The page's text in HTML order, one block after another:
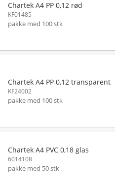
Chartek A4 PP 0,12 rød
KF01485
pakke med 100 stk
Chartek A4 PP 0,12 transparent
KF24002
pakke med 100 stk
Chartek A4 PVC 0,18 glas
6014108
pakke med 50 stk